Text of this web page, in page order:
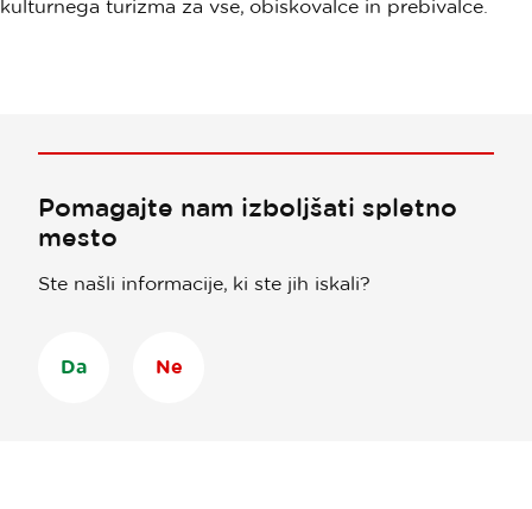
kulturnega turizma za vse, obiskovalce in prebivalce.
Pomagajte nam izboljšati spletno
mesto
Ste našli informacije, ki ste jih iskali?
Da Ne